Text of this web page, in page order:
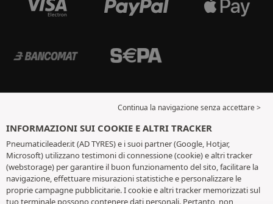
Continua la navigazione senza accettare >
INFORMAZIONI SUI COOKIE E ALTRI TRACKER
Pneumaticileader.it (AD TYRES) e i suoi partner (Google, Hotjar,
Microsoft) utilizzano testimoni di connessione (cookie) e altri tracker
(webstorage) per garantire il buon funzionamento del sito, facilitare la
navigazione, effettuare misurazioni statistiche e personalizzare le
proprie campagne pubblicitarie. I cookie e altri tracker memorizzati sul
tuo terminale possono contenere dati personali. Pertanto, non